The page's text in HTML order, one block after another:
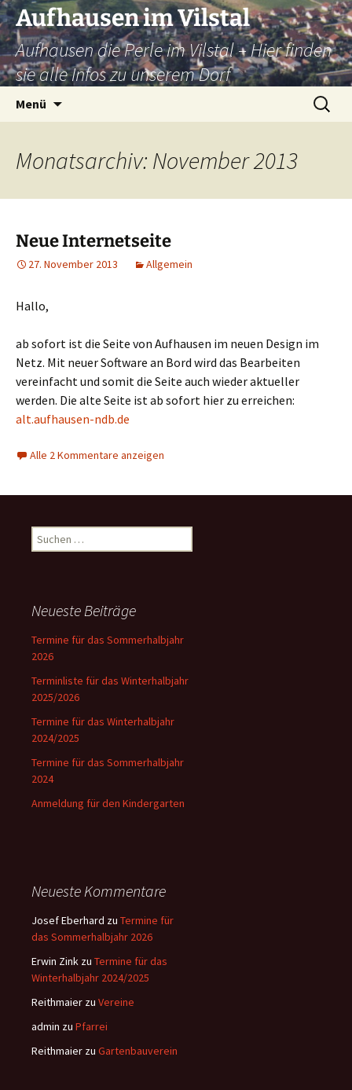
Zum
Inhalt
springen
Aufhausen im Vilstal
Aufhausen die Perle im Vilstal – Hier finden
sie alle Infos zu unserem Dorf
Menü
Suchen
nach:
Monatsarchiv: November 2013
Neue Internetseite
27. November 2013 Allgemein
Hallo,
ab sofort ist die Seite von Aufhausen im neuen Design im
Netz. Mit neuer Software an Bord wird das Bearbeiten
vereinfacht und somit die Seite auch wieder aktueller
werden. Die alte Seite ist ab sofort hier zu erreichen:
alt.aufhausen-ndb.de
Alle 2 Kommentare anzeigen
Suchen
nach:
Neueste Beiträge
Termine für das Sommerhalbjahr
2026
Terminliste für das Winterhalbjahr
2025/2026
Termine für das Winterhalbjahr
2024/2025
Termine für das Sommerhalbjahr
2024
Anmeldung für den Kindergarten
Neueste Kommentare
Josef Eberhard zu Termine für
das Sommerhalbjahr 2026
Erwin Zink zu Termine für das
Winterhalbjahr 2024/2025
Reithmaier zu Vereine
admin zu Pfarrei
Reithmaier zu Gartenbauverein